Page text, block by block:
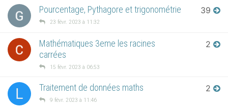
Pourcentage, Pythagore et trigonométrie
23 févr. 2023 à 11:32
39
Mathématiques 3eme les racines
carrées
15 févr. 2023 à 06:53
2
L Traitement de données maths
9 févr. 2023 à 11:46
2